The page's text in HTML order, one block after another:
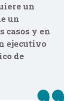
un
un
casos y en
ejecutivo
de